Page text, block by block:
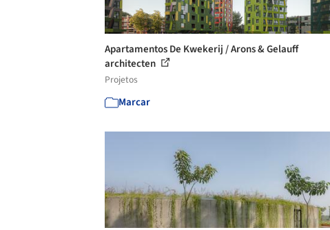
Apartamentos De Kwekerij / Arons & Gelauff
architecten
Projetos
Marcar